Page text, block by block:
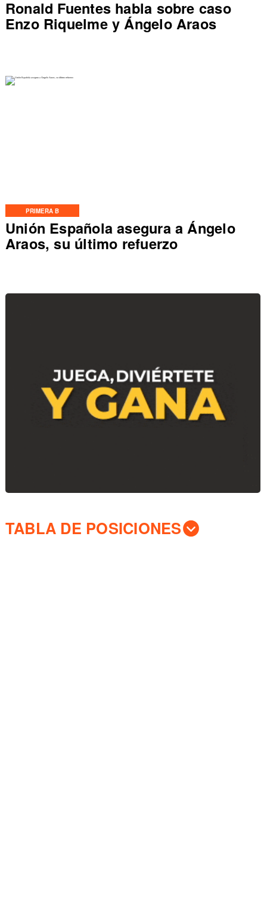
Ronald Fuentes habla sobre caso
Enzo Riquelme y Ángelo Araos
PRIMERA B
Unión Española asegura a Ángelo
Araos, su último refuerzo
TABLA DE POSICIONES